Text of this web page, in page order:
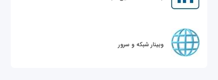
وبینار شبکه و سرور